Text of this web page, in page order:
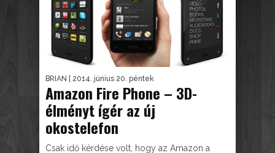
BRIAN | 2014. június 20. péntek
Amazon Fire Phone – 3D-
élményt ígér az új
okostelefon
Csak idő kérdése volt, hogy az Amazon a